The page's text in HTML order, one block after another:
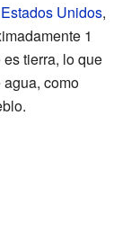
Unidos,
1
tierra, lo que
como